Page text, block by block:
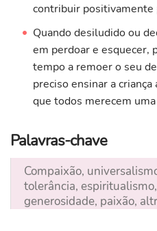
contribuir positivamente
Quando desiludido ou
em perdoar e esquecer,
tempo a remoer o seu
preciso ensinar a
que todos merecem
Palavras-chave
Compaixão,
tolerância,
generosidade, paixão,